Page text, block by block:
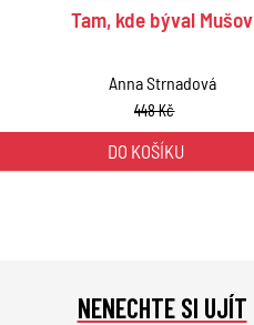
Tam, kde býval Mušov
Anna Strnadová
448 Kč
DO KOŠÍKU
NENECHTE SI UJÍT